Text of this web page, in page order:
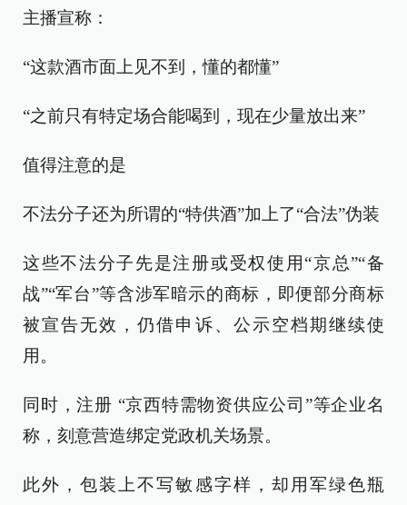
主播宣称：
“这款酒市面上见不到，懂的都懂”
“之前只有特定场合能喝到，现在少量放出来”
值得注意的是
不法分子还为所谓的“特供酒”加上了“合法”伪装
这些不法分子先是注册或受权使用“京总”“备
战”“军台”等含涉军暗示的商标，即便部分商标
被宣告无效，仍借申诉、公示空档期继续使
用。
同时，注册 “京西特需物资供应公司”等企业名
称，刻意营造绑定党政机关场景。
此外，包装上不写敏感字样，却用军绿色瓶